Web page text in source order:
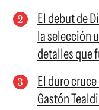
El debut de
la selección
detalles que
El duro
Gastón